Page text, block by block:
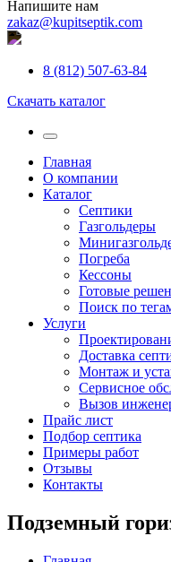
Напишите нам
zakaz@kupitseptik.com
8 (812) 507-63-84
Скачать каталог
Главная
О компании
Каталог
Септики
Газгольдеры
Погреба
Кессоны
Готовые
Поиск по
Услуги
Доставка
Монтаж и
Сервисное
Вызов
Прайс лист
Подбор септика
Примеры работ
Отзывы
Контакты
Подземный